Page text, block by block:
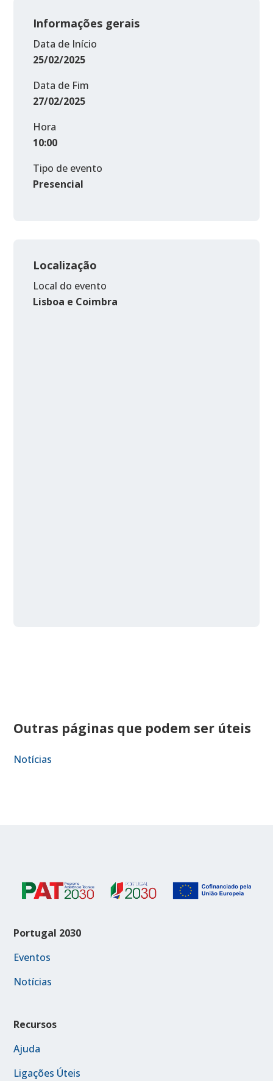
Informações gerais
Data de Início
25/02/2025
Data de Fim
27/02/2025
Hora
10:00
Tipo de evento
Presencial
Localização
Local do evento
Lisboa e Coimbra
Outras páginas que podem ser úteis
Notícias
Portugal 2030
Eventos
Notícias
Recursos
Ajuda
Ligações Úteis